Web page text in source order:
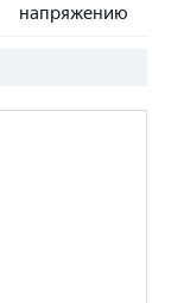
напряжению